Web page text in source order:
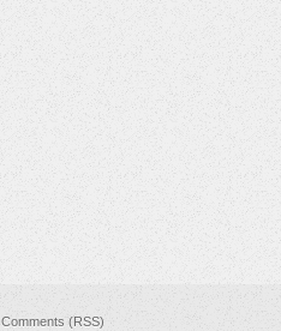
Comments (RSS)